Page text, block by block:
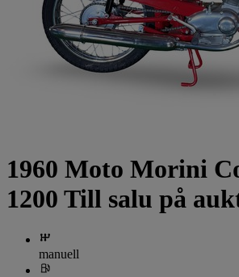
1960 Moto Morini
1200 Till salu på
manuell